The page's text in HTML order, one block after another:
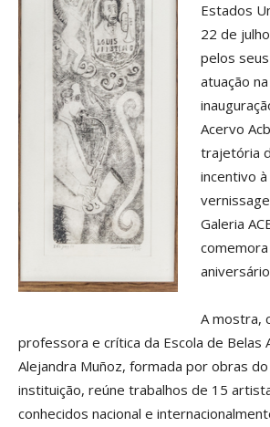
Estados
22 de
pelos
atuação
Acervo
trajetória
incentivo
Galeria
A mostra,
professora e crítica da Escola de Belas
Alejandra Muñoz, formada por obras
instituição, reúne trabalhos de 15
conhecidos nacional e